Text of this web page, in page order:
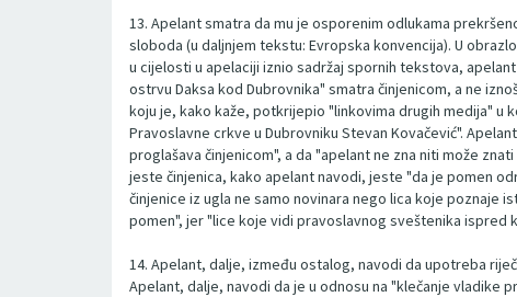
13. Apelant smatra da mu je osporenim odlukama
sloboda (u daljnjem tekstu: Evropska konvencija). U
u cijelosti u apelaciji iznio sadržaj spornih tekstova,
ostrvu Daksa kod Dubrovnika" smatra činjenicom, a ne
koju je, kako kaže, potkrijepio "linkovima drugih medija" u
Pravoslavne crkve u Dubrovniku Stevan Kovačević".
proglašava činjenicom", a da "apelant ne zna niti može
jeste činjenica, kako apelant navodi, jeste "da je pomen
činjenice iz ugla ne samo novinara nego lica koje poznaje
pomen", jer "lice koje vidi pravoslavnog sveštenika ispred
14. Apelant, dalje, između ostalog, navodi da upotreba
Apelant, dalje, navodi da je u odnosu na "klečanje